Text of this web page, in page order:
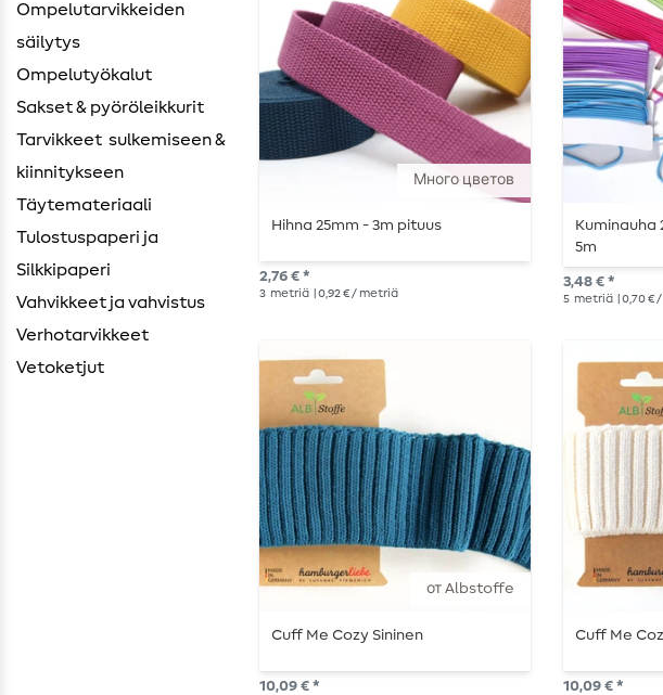
Ompelutarvikkeiden ​
säilytys
Ompelutyökalut
Sakset & pyöröleikkurit
Tarvikkeet ​ sulkemiseen &
kiinnitykseen
Täytemateriaali
Tulostuspaperi ja
Silkkipaperi
Vahvikkeet ja vahvistus
Verhotarvikkeet
Vetoketjut
Много цветов
Hihna 25mm - 3m pituus
2,76 € *
3 metriä | 0,92 € / metriä
Kuminauha
5m
3,48 € *
5 metriä | 0,70 €
от Albstoffe
Cuff Me Cozy Sininen
10,09 € *
Cuff Me
10,09 € *